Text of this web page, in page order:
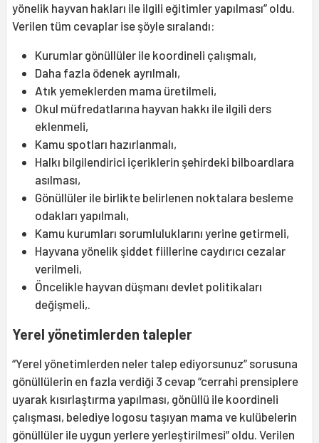
yönelik hayvan hakları ile ilgili eğitimler yapılması” oldu.
Verilen tüm cevaplar ise şöyle sıralandı:
Kurumlar gönüllüler ile koordineli çalışmalı,
Daha fazla ödenek ayrılmalı,
Atık yemeklerden mama üretilmeli,
Okul müfredatlarına hayvan hakkı ile ilgili ders
eklenmeli,
Kamu spotları hazırlanmalı,
Halkı bilgilendirici içeriklerin şehirdeki bilboardlara
asılması,
Gönüllüler ile birlikte belirlenen noktalara besleme
odakları yapılmalı,
Kamu kurumları sorumluluklarını yerine getirmeli,
Hayvana yönelik şiddet fiillerine caydırıcı cezalar
verilmeli,
Öncelikle hayvan düşmanı devlet politikaları
değişmeli,.
Yerel yönetimlerden talepler
“Yerel yönetimlerden neler talep ediyorsunuz” sorusuna
gönüllülerin en fazla verdiği 3 cevap “cerrahi prensiplere
uyarak kısırlaştırma yapılması, gönüllü ile koordineli
çalışması, belediye logosu taşıyan mama ve kulübelerin
gönüllüler ile uygun yerlere yerleştirilmesi” oldu. Verilen